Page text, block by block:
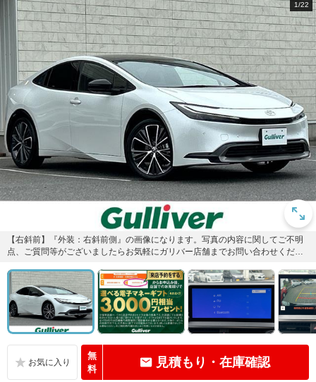
1/22
【右斜前】『外装：右斜前側』の画像になります。写真の内容に関してご不明
点、ご質問等がございましたらお気軽にガリバー店舗までお問い合わせくださ
無
料
見積もり・在庫確認